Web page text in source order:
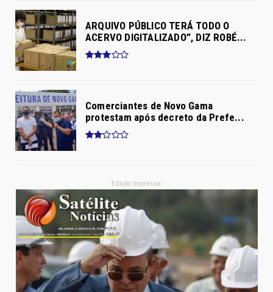
ARQUIVO PÚBLICO TERÁ TODO O
ACERVO DIGITALIZADO”, DIZ ROBÉ...
Comerciantes de Novo Gama
protestam após decreto da Prefe...
- Edição Impressa -